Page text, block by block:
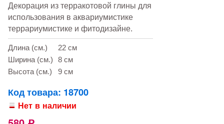
Декорация из терракотовой глины для
использования в аквариумистике
террариумистике и фитодизайне.
Длина (см.)
22 см
Ширина (см.)
8 см
Высота (см.)
9 см
Код товара: 18700
Нет в наличии